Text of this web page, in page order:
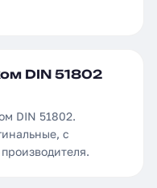
DIN 51802
DIN 51802.
с